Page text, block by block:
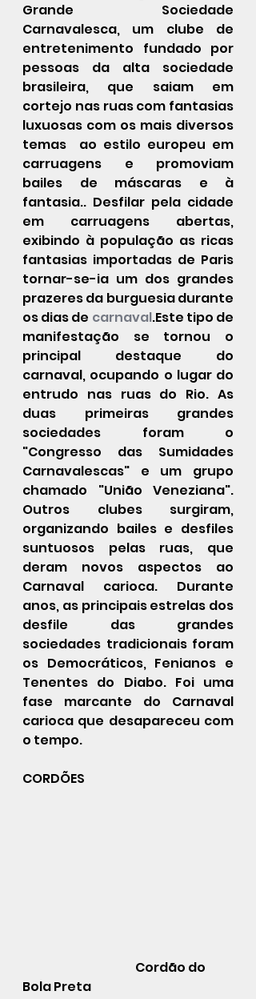
Grande Sociedade
Carnavalesca, um clube de
entretenimento fundado por
pessoas da alta sociedade
brasileira, que saiam em
cortejo nas ruas com fantasias
luxuosas com os mais diversos
temas  ao estilo europeu em
carruagens e promoviam
bailes de máscaras e à
fantasia.. Desfilar pela cidade
em carruagens abertas,
exibindo à população as ricas
fantasias importadas de Paris
tornar-se-ia um dos grandes
prazeres da burguesia durante
os dias de carnaval.Este tipo de
manifestação se tornou o
principal destaque do
carnaval, ocupando o lugar do
entrudo nas ruas do Rio. As
duas primeiras grandes
sociedades foram o
"Congresso das Sumidades
Carnavalescas" e um grupo
chamado "União Veneziana".
Outros clubes surgiram,
organizando bailes e desfiles
suntuosos pelas ruas, que
deram novos aspectos ao
Carnaval carioca. Durante
anos, as principais estrelas dos
desfile das grandes
sociedades tradicionais foram
os Democráticos, Fenianos e
Tenentes do Diabo. Foi uma
fase marcante do Carnaval
carioca que desapareceu com
o tempo.
CORDÕES
Bola Preta